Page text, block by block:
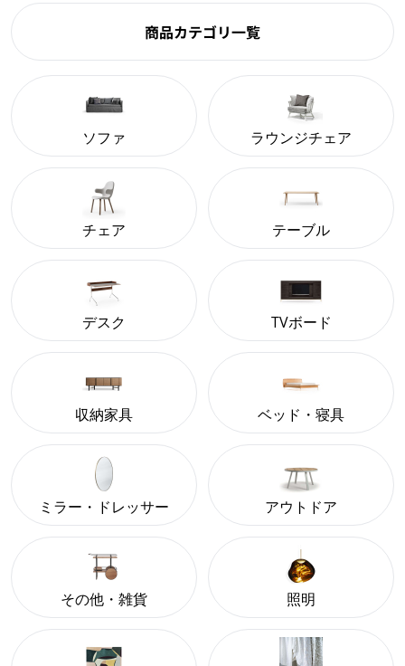
商品カテゴリ一覧
ソファ ラウンジチェア
チェア テーブル
デスク TVボード
収納家具 ベッド・寝具
ミラー・ドレッサー アウトドア
その他・雑貨 照明